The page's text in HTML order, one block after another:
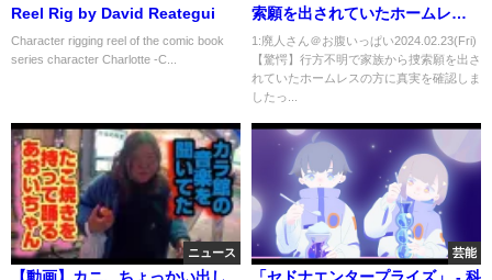
Reel Rig by David Reategui
Character rigging reel of the comic book
series character Charlotte -C...
索願を出されていたホームレス
の方に真実を確認しました
1:廃人さん＠お腹いっぱい2024.02.23(Fri)
【驚愕】行方不明で家族から捜索願を出さ
れていたホームレスの方に真実を確認しま
したっ...
ニュース
【動画】カニ、ちょっかい出し
芸能
「セドナエンタープライズ」 - 科